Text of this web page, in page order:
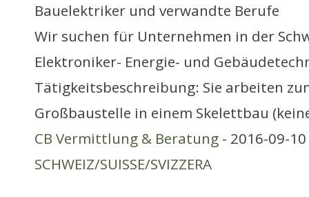
Bauelektriker und verwandte Berufe
Wir suchen für Unternehmen in der
Elektroniker- Energie- und
Tätigkeitsbeschreibung: Sie arbeiten
Großbaustelle in einem Skelettbau
CB Vermittlung & Beratung - 2016-09-
SCHWEIZ/SUISSE/SVIZZERA